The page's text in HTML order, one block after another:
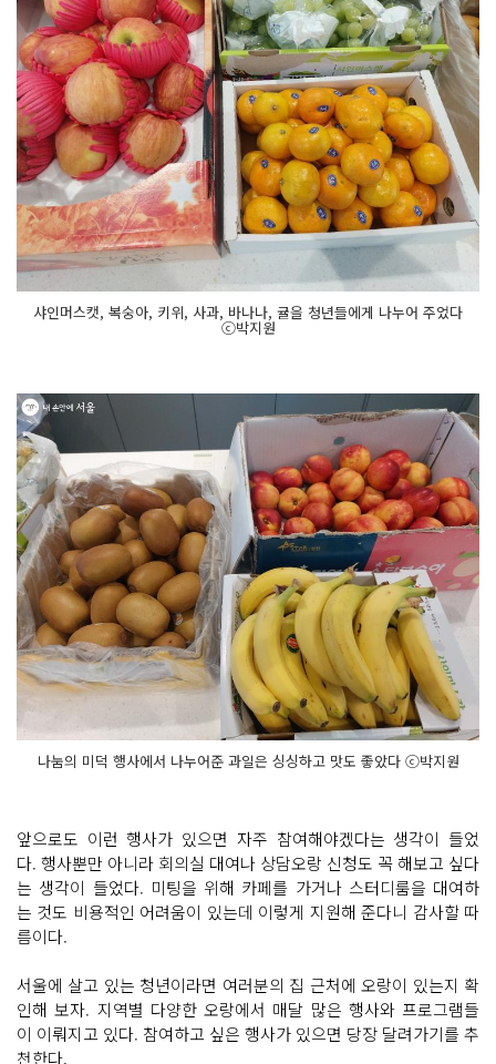
샤인머스캣, 복숭아, 키위, 사과, 바나나, 귤을 청년들에게 나누어 주었다
ⓒ박지원
나눔의 미덕 행사에서 나누어준 과일은 싱싱하고 맛도 좋았다 ⓒ박지원
앞으로도 이런 행사가 있으면 자주 참여해야겠다는 생각이 들었
다. 행사뿐만 아니라 회의실 대여나 상담오랑 신청도 꼭 해보고 싶다
는 생각이 들었다. 미팅을 위해 카페를 가거나 스터디룸을 대여하
는 것도 비용적인 어려움이 있는데 이렇게 지원해 준다니 감사할 따
름이다.
서울에 살고 있는 청년이라면 여러분의 집 근처에 오랑이 있는지 확
인해 보자. 지역별 다양한 오랑에서 매달 많은 행사와 프로그램들
이 이뤄지고 있다. 참여하고 싶은 행사가 있으면 당장 달려가기를 추
천한다.